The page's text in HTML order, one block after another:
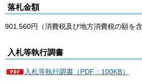
落札金額
901,560円（消費税及び地方消費税の額を含
入札等執行調書
入札等執行調書（PDF：100KB）